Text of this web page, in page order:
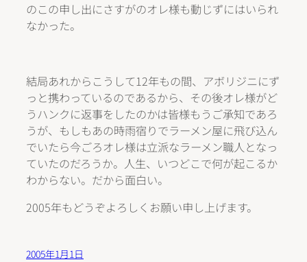
のこの申し出にさすがのオレ様も動じずにはいられ
なかった。
結局あれからこうして12年もの間、アボリジニにず
っと携わっているのであるから、その後オレ様がど
うハンクに返事をしたのかは皆様もうご承知であろ
うが、もしもあの時雨宿りでラーメン屋に飛び込ん
でいたら今ごろオレ様は立派なラーメン職人となっ
ていたのだろうか。人生、いつどこで何が起こるか
わからない。だから面白い。
2005年もどうぞよろしくお願い申し上げます。
2005年1月1日